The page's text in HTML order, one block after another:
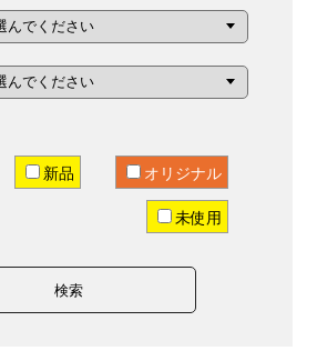
新品 オリジナル
未使用
検索